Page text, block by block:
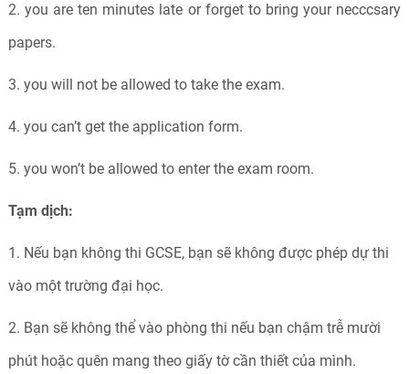
2. you are ten minutes late or forget to bring your necccsary
papers.
3. you will not be allowed to take the exam.
4. you can’t get the application form.
5. you won’t be allowed to enter the exam room.
Tạm dịch:
1. Nếu bạn không thi GCSE, bạn sẽ không được phép dự thi
vào một trường đại học.
2. Bạn sẽ không thể vào phòng thi nếu bạn chậm trễ mười
phút hoặc quên mang theo giấy tờ cần thiết của mình.